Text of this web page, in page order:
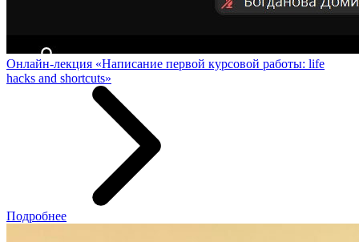
Онлайн-лекция «Написание первой курсовой работы: life
hacks and shortcuts»
Подробнее